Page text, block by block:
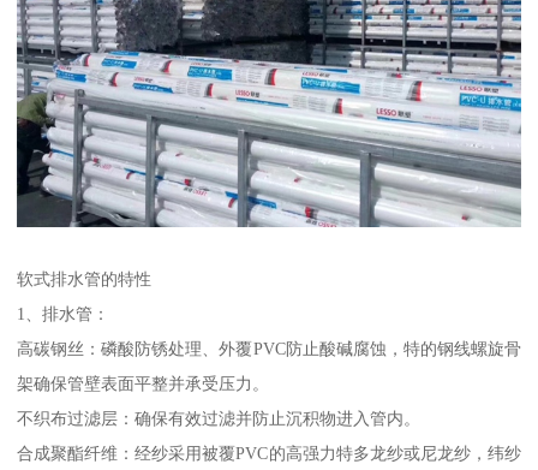
软式排水管的特性
1、排水管：
高碳钢丝：磷酸防锈处理、外覆PVC防止酸碱腐蚀，特的钢线螺旋骨
架确保管壁表面平整并承受压力。
不织布过滤层：确保有效过滤并防止沉积物进入管内。
合成聚酯纤维：经纱采用被覆PVC的高强力特多龙纱或尼龙纱，纬纱